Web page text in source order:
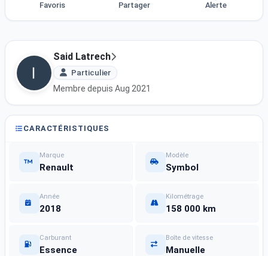
Favoris Partager Alerte
Said Latrech
Particulier
Membre depuis Aug 2021
CARACTÉRISTIQUES
Marque
Renault
Modèle
Symbol
Année
2018
Kilométrage
158 000 km
Carburant
Essence
Boîte de vitesse
Manuelle